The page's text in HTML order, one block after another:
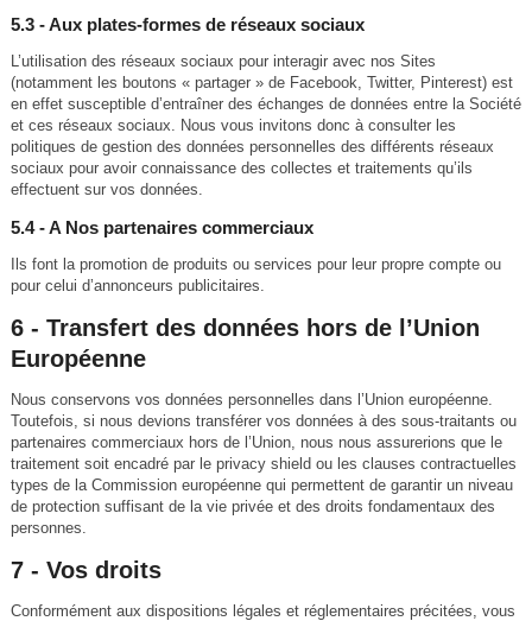
5.3 - Aux plates-formes de réseaux sociaux
L’utilisation des réseaux sociaux pour interagir avec nos Sites
(notamment les boutons « partager » de Facebook, Twitter, Pinterest) est
en effet susceptible d’entraîner des échanges de données entre la Société
et ces réseaux sociaux. Nous vous invitons donc à consulter les
politiques de gestion des données personnelles des différents réseaux
sociaux pour avoir connaissance des collectes et traitements qu’ils
effectuent sur vos données.
5.4 - A Nos partenaires commerciaux
Ils font la promotion de produits ou services pour leur propre compte ou
pour celui d’annonceurs publicitaires.
6 - Transfert des données hors de l’Union
Européenne
Nous conservons vos données personnelles dans l’Union européenne.
Toutefois, si nous devions transférer vos données à des sous-traitants ou
partenaires commerciaux hors de l’Union, nous nous assurerions que le
traitement soit encadré par le privacy shield ou les clauses contractuelles
types de la Commission européenne qui permettent de garantir un niveau
de protection suffisant de la vie privée et des droits fondamentaux des
personnes.
7 - Vos droits
Conformément aux dispositions légales et réglementaires précitées, vous